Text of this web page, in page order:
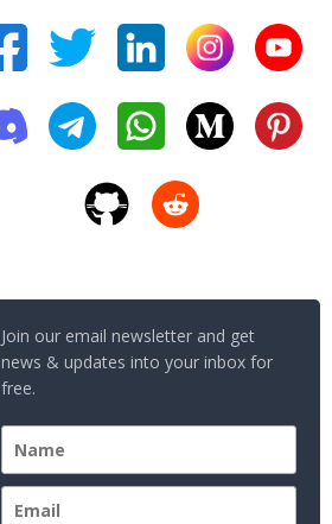
Join our email newsletter and get
news & updates into your inbox for
free.